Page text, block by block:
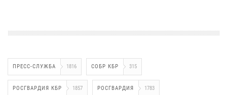
ПРЕСС-СЛУЖБА 1816 СОБР КБР 315
РОСГВАРДИЯ КБР 1857 РОСГВАРДИЯ 1783